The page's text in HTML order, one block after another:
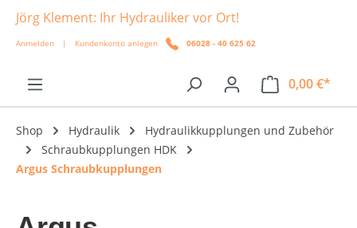
springen
Jörg Klement: Ihr Hydrauliker vor Ort!
Anmelden | Kundenkonto anlegen 06028 - 40 625 62
0,00 €*
Shop Hydraulik
Hydraulikkupplungen und Zubehör
Schraubkupplungen HDK
Argus Schraubkupplungen